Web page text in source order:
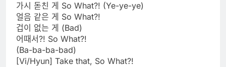
가시 돋친 게 So What?! (Ye-ye-ye)
얼음 같은 게 So What?!
겁이 없는 게 (Bad)
어때서?! So What?!
(Ba-ba-ba-bad)
[Vi/Hyun] Take that, So What?!